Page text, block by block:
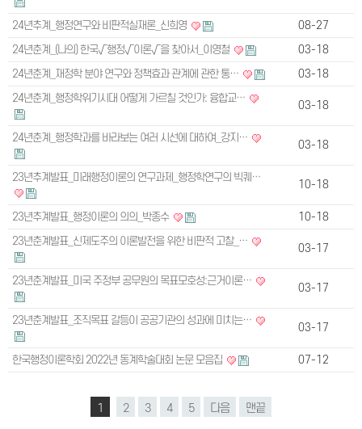
24년추계_행정연구와 비판적실재론_신희영
08-27
24년춘계_(나의) 한국√행정√이론√을 찾아서_이영철
03-18
24년춘계_재정학 분야 연구와 정책효과 관계에 관한 통…
03-18
24년춘계_행정학위기시대 어떻게 가르칠 것인가: 융합교…
03-18
24년춘계_행정학과를 바라보는 여러 시선에 대하여_강지…
03-18
23년추계발표_미래행정이론의 연구과제_행정학연구의 빅퀘…
10-18
23년추계발표_행정이론의 의의_박종수
10-18
23년춘계발표_신제도주의 이론발전을 위한 비판적 고찰_…
03-17
23년춘계발표_미국 주정부 공무원의 목표모호성:근거이론…
03-17
23년춘계발표_조직목표 갈등이 공공기관의 성과에 미치는…
03-17
한국행정이론학회 2022년 동계학술대회 논문 모음집 07-12
1 2 3 4 5 다음 맨끝